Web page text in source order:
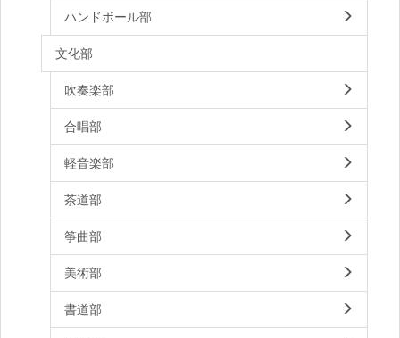
ハンドボール部
文化部
吹奏楽部
合唱部
軽音楽部
茶道部
筝曲部
美術部
書道部